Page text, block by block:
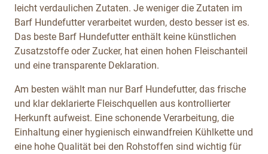
leicht verdaulichen Zutaten. Je weniger die Zutaten im
Barf Hundefutter verarbeitet wurden, desto besser ist es.
Das beste Barf Hundefutter enthält keine künstlichen
Zusatzstoffe oder Zucker, hat einen hohen Fleischanteil
und eine transparente Deklaration.
Am besten wählt man nur Barf Hundefutter, das frische
und klar deklarierte Fleischquellen aus kontrollierter
Herkunft aufweist. Eine schonende Verarbeitung, die
Einhaltung einer hygienisch einwandfreien Kühlkette und
eine hohe Qualität bei den Rohstoffen sind wichtig für